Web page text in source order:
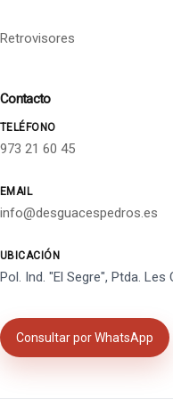
Retrovisores
Contacto
TELÉFONO
973 21 60 45
EMAIL
info@desguacespedros.es
UBICACIÓN
Pol. Ind. "El Segre", Ptda.
Consultar por WhatsApp